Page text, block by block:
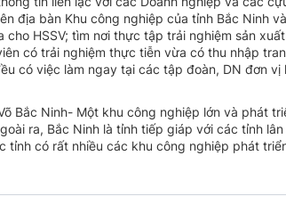
địa bàn Khu công nghiệp của tỉnh Bắc Ninh
HSSV; tìm nơi thực tập trải nghiệm sản
có trải nghiệm thực tiễn vừa có thu nhập
có việc làm ngay tại các tập đoàn, DN đơn vị
Bắc Ninh- Một khu công nghiệp lớn và phát
ra, Bắc Ninh là tỉnh tiếp giáp với các tỉnh lân
có rất nhiều các khu công nghiệp phát